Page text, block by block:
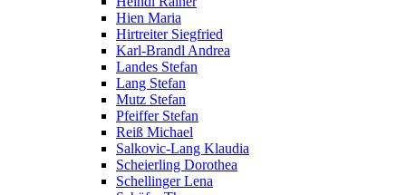
Hien Maria
Hirtreiter Siegfried
Karl-Brandl Andrea
Landes Stefan
Lang Stefan
Mutz Stefan
Pfeiffer Stefan
Reiß Michael
Salkovic-Lang Klaudia
Scheierling Dorothea
Schellinger Lena